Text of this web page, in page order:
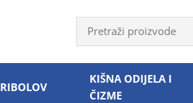
RIBOLOV
KIŠNA ODIJELA I
ČIZME